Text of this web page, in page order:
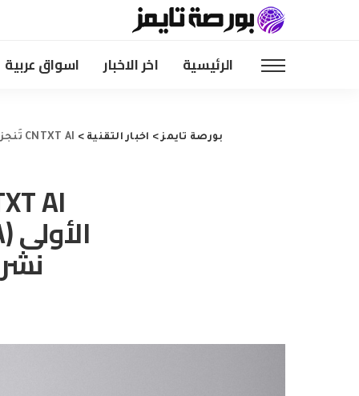
الرئيسية اخر الاخبار اسواق عربية
بورصة تايمز> اخبار التقنية > CNTXT AI تُنجز إغلاق جولة تمويل من الفئة الأولى (Series A) بقيمة 60 مليون دولار لتوسيع نشر الذكاء الاصطناعي السيادي عالميًا